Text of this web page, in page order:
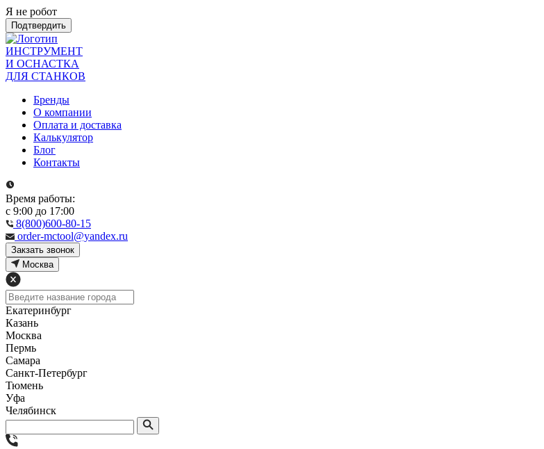
Я не робот
Подтвердить
ИНСТРУМЕНТ
И ОСНАСТКА
ДЛЯ СТАНКОВ
Бренды
О компании
Оплата и доставка
Калькулятор
Блог
Контакты
Время работы:
с 9:00 до 17:00
8(800)600-80-15
order-mctool@yandex.ru
Закзать звонок
Москва
Екатеринбург
Казань
Москва
Пермь
Самара
Санкт-Петербург
Тюмень
Уфа
Челябинск